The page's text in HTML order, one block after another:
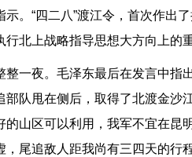
示。“四二八”渡江令，首次作出
行北上战略指导思想大方向上的
整一夜。毛泽东最后在发言中指
部队甩在侧后，取得了北渡金沙
的山区可以利用，我军不宜在昆
，尾追敌人距我尚有三四天的行